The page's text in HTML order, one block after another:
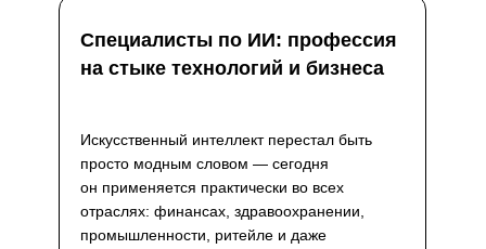
Специалисты по ИИ: профессия
на стыке технологий и бизнеса
Искусственный интеллект перестал быть
просто модным словом — сегодня
он применяется практически во всех
отраслях: финансах, здравоохранении,
промышленности, ритейле и даже